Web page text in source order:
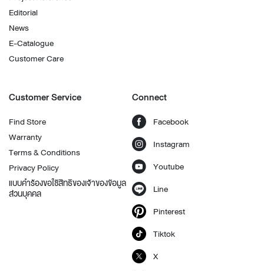
Editorial
News
E-Catalogue
Customer Care
Customer Service
Find Store
Warranty
Terms & Conditions
Privacy Policy
แบบคำร้องขอใช้สิทธิของเจ้าของข้อมูล
ส่วนบุคคล
Connect
Facebook
Instagram
Youtube
Line
Pinterest
Tiktok
X